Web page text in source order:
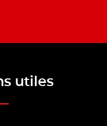
utiles